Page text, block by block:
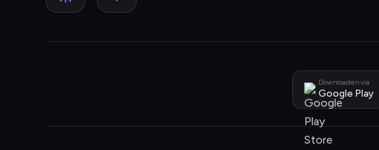
Downloaden via
Google Play